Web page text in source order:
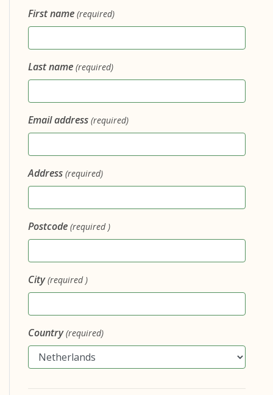
First name (required)
Last name (required)
Email address (required)
Address (required)
Postcode (required )
City (required )
Country(required)